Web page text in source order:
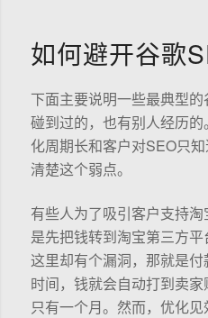
如何避开谷歌
下面主要说明一些最典型
碰到过的，也有别人经历
化周期长和客户对SEO只
清楚这个弱点。
有些人为了吸引客户支持
是先把钱转到淘宝第三方平
这里却有个漏洞，那就是
时间，钱就会自动打到卖
只有一个月。然而，优化